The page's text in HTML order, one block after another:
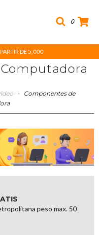
0
DE 5,000
- Componentes de
peso max. 50